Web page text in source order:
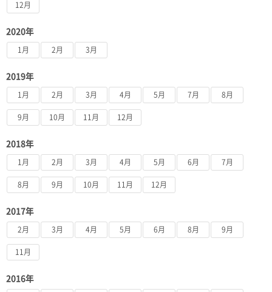
12月
2020年
1月 2月 3月
2019年
1月 2月 3月 4月 5月 7月 8月
9月 10月 11月 12月
2018年
1月 2月 3月 4月 5月 6月 7月
8月 9月 10月 11月 12月
2017年
2月 3月 4月 5月 6月 8月 9月
11月
2016年